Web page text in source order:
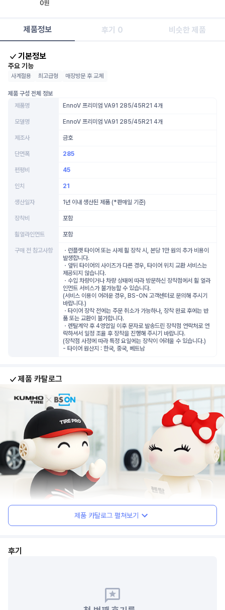
제품정보 후기 0 비슷한 제품
기본정보
주요 기능
사계절용 최고급형 매장방문 후 교체
제품 구성 전체 정보
제품명
EnnoV 프리미엄 VA91 285/45R21 4개
모델명 EnnoV 프리미엄 VA91 285/45R21 4개
제조사 금호
단면폭 285
편평비 45
인치 21
생산일자 1년 이내 생산된 제품 (*판매일 기준)
장착비 포함
휠얼라인먼트 포함
구매 전 참고사항
ㆍ런플랫 타이어 또는 사제 휠 장착 시, 본당 1만 원의 추가 비용이
발생합니다.
ㆍ앞뒤 타이어의 사이즈가 다른 경우, 타이어 위치 교환 서비스는
제공되지 않습니다.
ㆍ수입 차량이거나 차량 상태에 따라 방문하신 장착점에서 휠 얼라
인먼트 서비스가 불가능할 수 있습니다.
(서비스 이용이 어려운 경우, BS-ON 고객센터로 문의해 주시기
바랍니다.)
ㆍ타이어 장착 전에는 주문 취소가 가능하나, 장착 완료 후에는 반
품 또는 교환이 불가합니다.
ㆍ렌탈계약 후 4영업일 이후 문자로 발송드린 장착점 연락처로 연
락하셔서 일정 조율 후 장착을 진행해 주시기 바랍니다.
(장착점 사정에 따라 특정 요일에는 장착이 어려울 수 있습니다.)
- 타이어 원산지 : 한국, 중국, 베트남
제품 카탈로그
제품 카탈로그 펼쳐보기
후기